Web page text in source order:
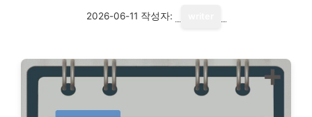
2026-06-11 작성자: